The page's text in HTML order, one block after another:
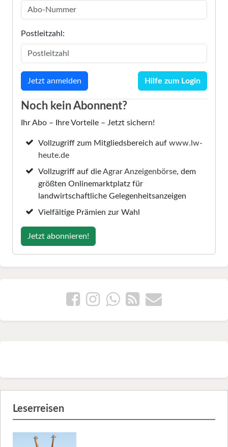
Postleitzahl:
Hilfe zum Login
Noch kein Abonnent?
Ihr Abo – Ihre Vorteile – Jetzt sichern!
Vollzugriff zum Mitgliedsbereich aufwww.lw-
heute.de
Vollzugriff auf dieAgrar Anzeigenbörse, dem
größten Onlinemarktplatz für
landwirtschaftliche Gelegenheitsanzeigen
Vielfältige Prämien zur Wahl
Jetzt abonnieren!
Leserreisen